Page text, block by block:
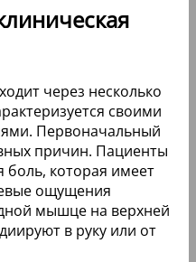
через несколько
своими
Первоначальный
причин. Пациенты
которая имеет
ощущения
мышце на верхней
в руку или от